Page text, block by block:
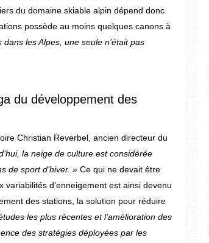
du domaine skiable alpin dépend donc
possède au moins quelques canons à
les Alpes, une seule n’était pas
du développement des
Christian Reverbel, ancien directeur du
la neige de culture est considérée
de sport d’hiver. » Ce qui ne devait être
variabilités d’enneigement est ainsi devenu
des stations, la solution pour réduire
les plus récentes et l’amélioration des
des stratégies déployées par les